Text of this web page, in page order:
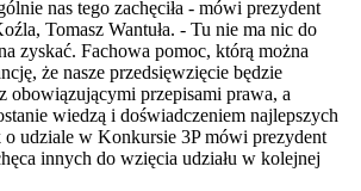
nas tego zachęciła - mówi prezydent
Tomasz Wantuła. - Tu nie ma nic do
zyskać. Fachowa pomoc, którą można
że nasze przedsięwzięcie będzie
obowiązującymi przepisami prawa, a
wiedzą i doświadczeniem najlepszych
udziale w Konkursie 3P mówi prezydent
innych do wzięcia udziału w kolejnej